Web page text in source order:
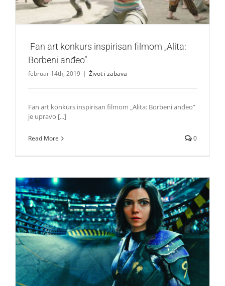
Fan art konkurs inspirisan filmom „Alita:
Borbeni anđeo”
februar 14th, 2019 | Život i zabava
Fan art konkurs inspirisan filmom „Alita: Borbeni anđeo”
je upravo [...]
Read More 0
Alita: Borbeni anđeo stigla u bioskope
Život i zabava